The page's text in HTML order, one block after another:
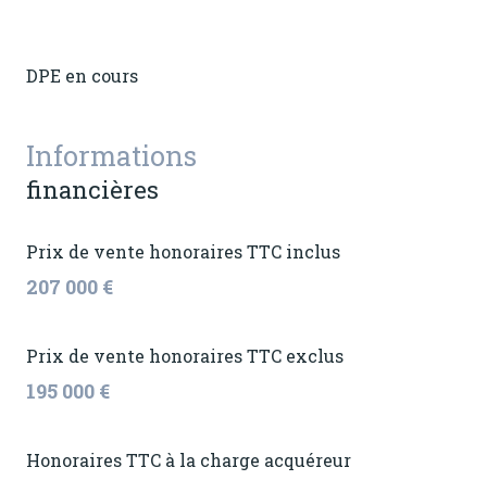
DPE en cours
Informations
financières
Prix de vente honoraires TTC inclus
207 000 €
Prix de vente honoraires TTC exclus
195 000 €
Honoraires TTC à la charge acquéreur